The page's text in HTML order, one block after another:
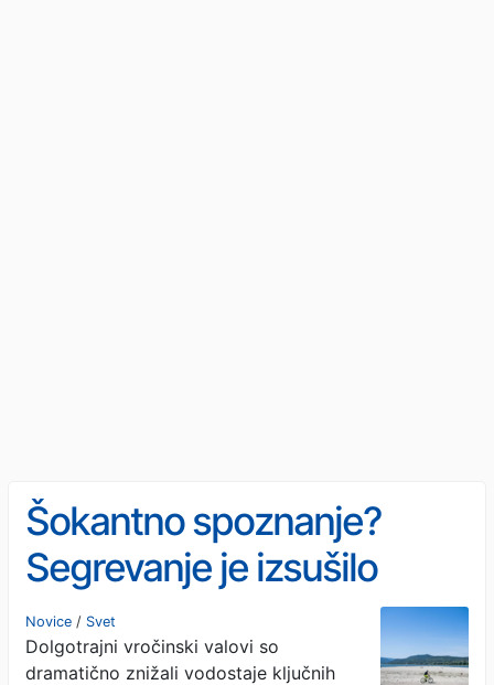
Šokantno spoznanje?
Segrevanje je izsušilo
evropske reke, v bodoče
pa še BDP
Novice / Svet
Dolgotrajni vročinski valovi so
dramatično znižali vodostaje ključnih